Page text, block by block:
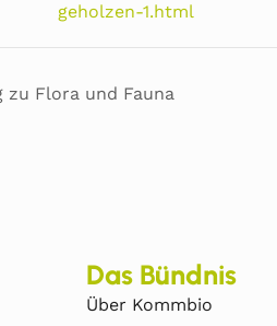
geholzen-1.html
zu Flora und Fauna
Das Bündnis
Über Kommbio